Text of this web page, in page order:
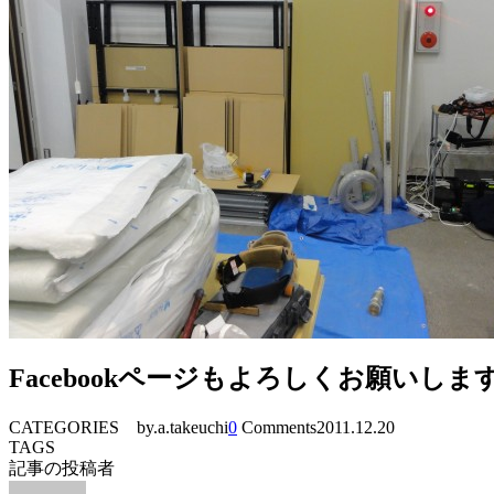
Facebookページもよろしくお願いしま
CATEGORIES by.a.takeuchi0 Comments2011.12.20
TAGS
記事の投稿者